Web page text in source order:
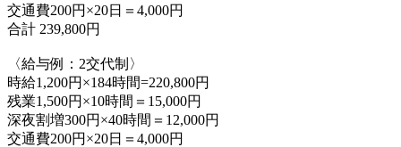
交通費200円×20日＝4,000円
合計 239,800円
〈給与例：2交代制〉
時給1,200円×184時間=220,800円
残業1,500円×10時間＝15,000円
深夜割増300円×40時間＝12,000円
交通費200円×20日＝4,000円